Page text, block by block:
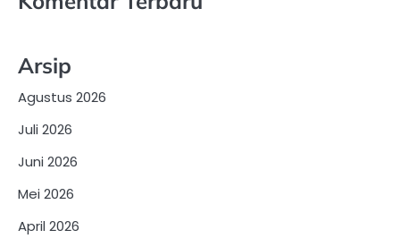
Arsip
Agustus 2026
Juli 2026
Juni 2026
Mei 2026
April 2026